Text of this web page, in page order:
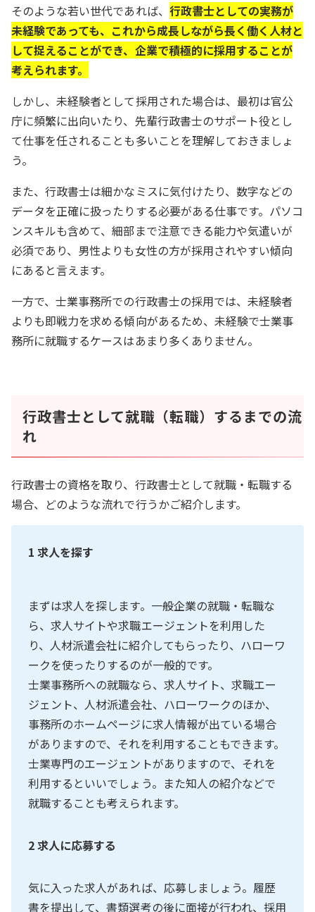
そのような若い世代であれば、 行政書士としての実務が
未経験であっても、これから成長しながら長く働く人材と
して捉えることができ、企業で積極的に採用することが
考えられます。
しかし、未経験者として採用された場合は、最初は官公
庁に頻繁に出向いたり、先輩行政書士のサポート役とし
て仕事を任されることも多いことを理解しておきましょ
う。
また、行政書士は細かなミスに気付けたり、数字などの
データを正確に扱ったりする必要がある仕事です。パソコ
ンスキルも含めて、細部まで注意できる能力や気遣いが
必須であり、男性よりも女性の方が採用されやすい傾向
にあると言えます。
一方で、士業事務所での行政書士の採用では、未経験者
よりも即戦力を求める傾向があるため、未経験で士業事
務所に就職するケースはあまり多くありません。
行政書士として就職（転職）するまでの流
れ
行政書士の資格を取り、行政書士として就職・転職する
場合、どのような流れで行うかご紹介します。
1 求人を探す
まずは求人を探します。一般企業の就職・転職な
ら、求人サイトや求職エージェントを利用した
り、人材派遣会社に紹介してもらったり、ハローワ
ークを使ったりするのが一般的です。
士業事務所への就職なら、求人サイト、求職エー
ジェント、人材派遣会社、ハローワークのほか、
事務所のホームページに求人情報が出ている場合
がありますので、それを利用することもできます。
士業専門のエージェントがありますので、それを
利用するといいでしょう。また知人の紹介などで
就職することも考えられます。
2 求人に応募する
気に入った求人があれば、応募しましょう。履歴
書を提出して、書類選考の後に面接が行われ、採用